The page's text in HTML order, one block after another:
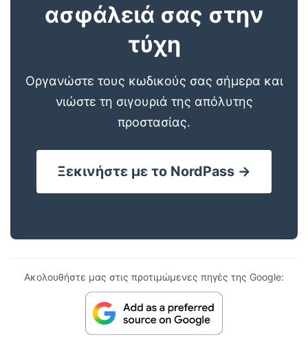
ασφάλειά σας στην
τύχη
Οργανώστε τους κωδικούς σας σήμερα και
νιώστε τη σιγουριά της απόλυτης
προστασίας.
Ξεκινήστε με το NordPass →
Ακολουθήστε μας στις προτιμώμενες πηγές της Google: